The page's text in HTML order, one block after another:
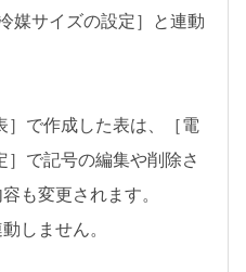
媒サイズの設定］と連動
］で作成した表は、［電
で記号の編集や削除さ
も変更されます。
しません。